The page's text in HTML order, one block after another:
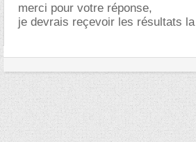
merci pour votre réponse,
je devrais reçevoir les résultats